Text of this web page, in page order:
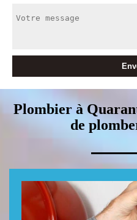
Plombier à
de